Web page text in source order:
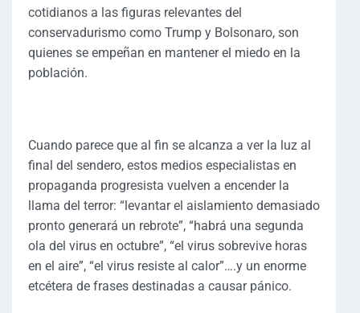
cotidianos a las figuras relevantes del
conservadurismo como Trump y Bolsonaro, son
quienes se empeñan en mantener el miedo en la
población.
Cuando parece que al fin se alcanza a ver la luz al
final del sendero, estos medios especialistas en
propaganda progresista vuelven a encender la
llama del terror: “levantar el aislamiento demasiado
pronto generará un rebrote”, “habrá una segunda
ola del virus en octubre”, “el virus sobrevive horas
en el aire”, “el virus resiste al calor”….y un enorme
etcétera de frases destinadas a causar pánico.